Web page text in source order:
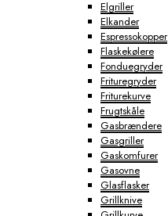
Elgriller
Elkander
Espressokopper
Flaskekølere
Fonduegryder
Frituregryder
Friturekurve
Frugtskåle
Gasbrændere
Gasgriller
Gaskomfurer
Gasovne
Glasflasker
Grillknive